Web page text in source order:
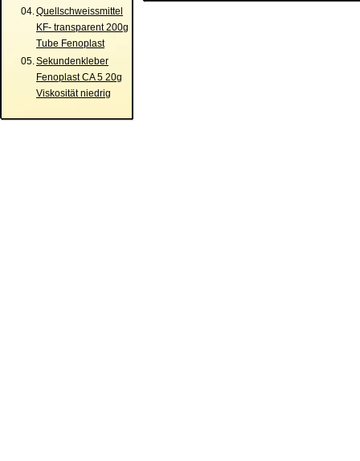
04.Quellschweissmittel
KF- transparent 200g
Tube Fenoplast
05.Sekundenkleber
Fenoplast CA 5 20g
Viskosität niedrig